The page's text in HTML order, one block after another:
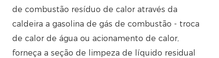
de combustão resíduo de calor através da
caldeira a gasolina de gás de combustão - troca
de calor de água ou acionamento de calor,
forneça a seção de limpeza de líquido residual